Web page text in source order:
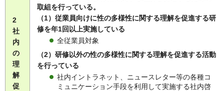
2
社
内
の
理
解
促
取組を行っている。
（1）従業員向けに性の多様性に関する理解を促進する研
修を年1回以上実施している
全従業員対象
（2）研修以外の性の多様性に関する理解を促進する活動
を行っている
社内イントラネット、ニュースレター等の各種コ
ミュニケーション手段を利用して実施する社内啓